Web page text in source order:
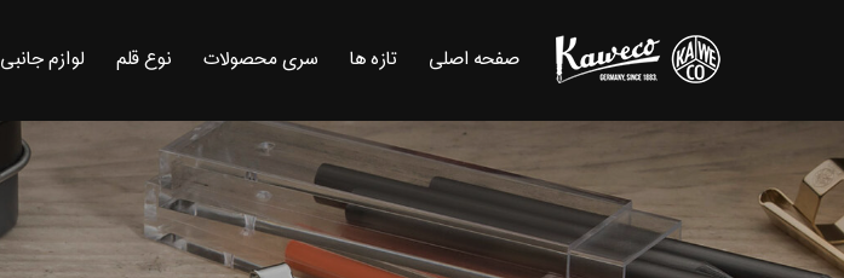
صفحه اصلی تازه ها سری محصولات نوع قلم لوازم جانبی